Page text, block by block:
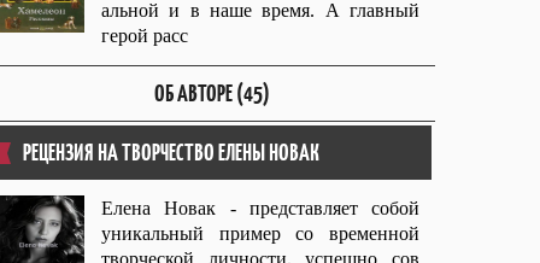
альной и в наше время. А главный
герой расс
ОБ АВТОРЕ (45)
РЕЦЕНЗИЯ НА ТВОРЧЕСТВО ЕЛЕНЫ НОВАК
Елена Новак - представляет собой
уникальный пример со временной
творческой личности, успешно сов